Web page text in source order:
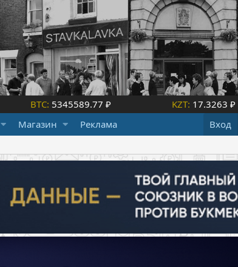
BTC: 5345589.77 ₽ KZT: 17.3263 ₽
Магазин Реклама Вход